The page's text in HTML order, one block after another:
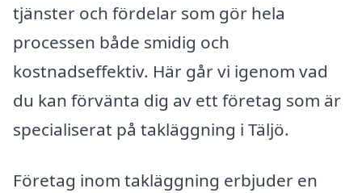
tjänster och fördelar som gör hela
processen både smidig och
kostnadseffektiv. Här går vi igenom vad
du kan förvänta dig av ett företag som är
specialiserat på takläggning i Täljö.
Företag inom takläggning erbjuder en